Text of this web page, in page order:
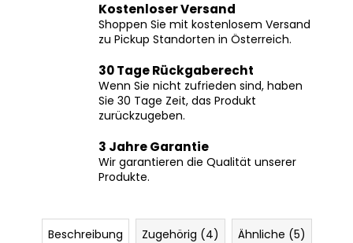
Kostenloser Versand
Shoppen Sie mit kostenlosem Versand
zu Pickup Standorten in Österreich.
30 Tage Rückgaberecht
Wenn Sie nicht zufrieden sind, haben
Sie 30 Tage Zeit, das Produkt
zurückzugeben.
3 Jahre Garantie
Wir garantieren die Qualität unserer
Produkte.
Beschreibung Zugehörig (4)
Ähnliche (5)